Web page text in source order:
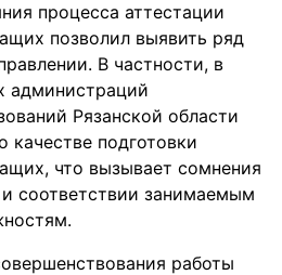
процесса аттестации
позволил выявить ряд
В частности, в
администраций
Рязанской области
качестве подготовки
что вызывает сомнения
соответствии занимаемым
работы